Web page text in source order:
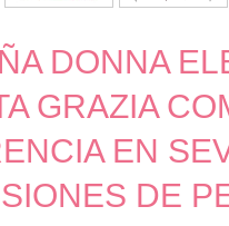
DONNA
GRAZIA
EN
DE